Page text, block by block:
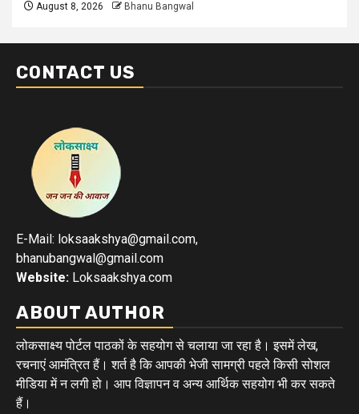
August 8, 2026 Bhanu Bangwal
CONTACT US
E-Mail: loksaakshya@gmail.com,
bhanubangwal@gmail.com
Website: Loksaakshya.com
ABOUT AUTHOR
लोकसाक्ष्य पोर्टल पाठकों के सहयोग से चलाया जा रहा है। इसमें लेख,
रचनाएं आमंत्रित हैं। शर्त है कि आपकी भेजी सामग्री पहले किसी सोशल
मीडिया में न लगी हो। आप विज्ञापन व अन्य आर्थिक सहयोग भी कर सकते
हैं।